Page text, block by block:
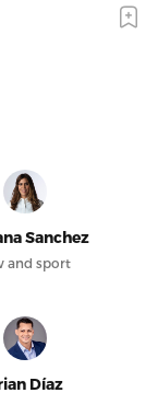
Sanchez
and sport
Díaz